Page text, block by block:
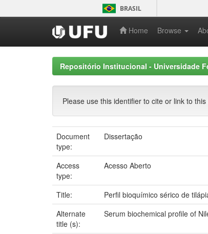
navigation
BRASIL
Home Browse
Repositório Institucional - Universidade
Please use this identifier to cite or link to this
Document
type:
Dissertação
Access
type:
Acesso Aberto
Title:
Perfil bioquímico sérico de
Alternate
title (s):
Serum biochemical profile of